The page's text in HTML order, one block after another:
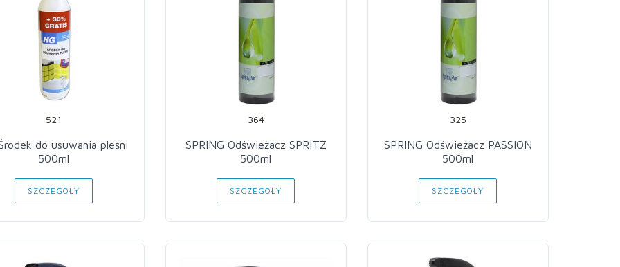
521
do usuwania pleśni
500ml
SZCZEGÓŁY
364
SPRING Odświeżacz SPRITZ
500ml
SZCZEGÓŁY
325
SPRING Odświeżacz PASSION
500ml
SZCZEGÓŁY